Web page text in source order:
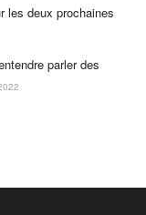
les deux prochaines
parler des